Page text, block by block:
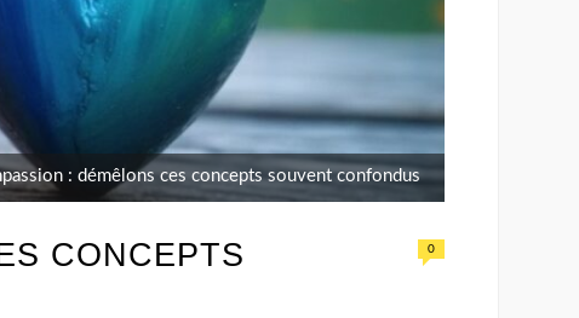
: démêlons ces concepts souvent confondus
CONCEPTS
0